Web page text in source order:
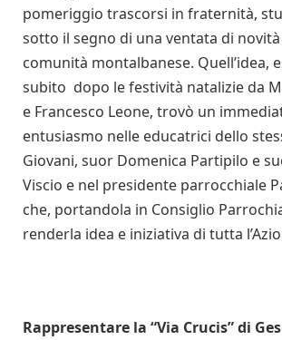
pomeriggio trascorsi in fraternità,
sotto il segno di una ventata di
comunità montalbanese. Quell’idea,
subito dopo le festività natalizie da
e Francesco Leone, trovò un
entusiasmo nelle educatrici dello
Giovani, suor Domenica Partipilo e
Viscio e nel presidente parrocchiale
che, portandola in Consiglio
renderla idea e iniziativa di tutta
Rappresentare la “Via Crucis” di